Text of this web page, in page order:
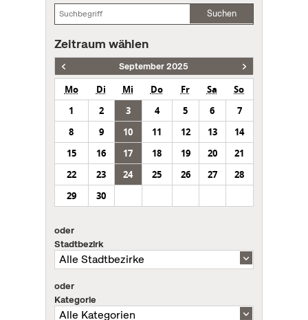
Suchen
Zeitraum wählen
September 2025
Mo Di Mi Do Fr Sa
So
1
2 3 4 5 6
7
8
9 10 11 12 13
14
15
16 17 18 19 20
21
22
23 24 25 26 27
28
29
30
oder
Stadtbezirk
oder
Kategorie